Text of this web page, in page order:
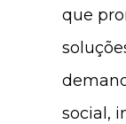
que
social,